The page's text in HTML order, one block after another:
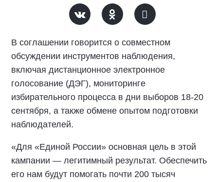
В соглашении говорится о совместном
обсуждении инструментов наблюдения,
включая дистанционное электронное
голосование (ДЭГ), мониторинге
избирательного процесса в дни выборов 18-20
сентября, а также обмене опытом подготовки
наблюдателей.
«Для «Единой России» основная цель в этой
кампании — легитимный результат. Обеспечить
его нам будут помогать почти 200 тысяч